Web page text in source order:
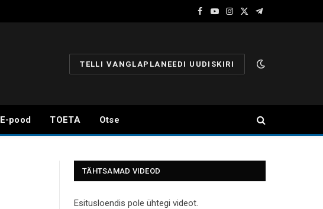
Facebook
YouTube
Instagram
X
Telegram
TELLI VANGLAPLANEEDI UUDISKIRI
E-pood TOETA Otse
TÄHTSAMAD VIDEOD
Esitusloendis pole ühtegi videot.